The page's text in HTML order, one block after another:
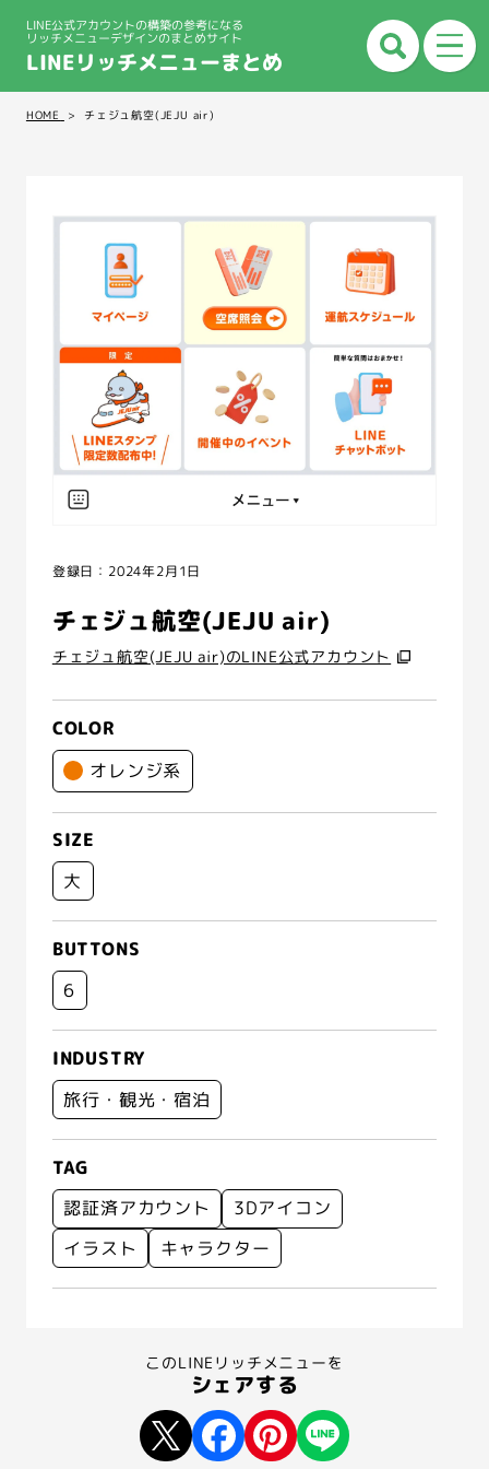
LINE公式アカウントの構築の参考になる
リッチメニューデザインのまとめサイト
LINEリッチメニューまとめ
HOME チェジュ航空(JEJU air)
登録日：2024年2月1日
チェジュ航空(JEJU air)
チェジュ航空(JEJU air)のLINE公式アカウント
COLOR
オレンジ系
SIZE
大
BUTTONS
6
INDUSTRY
旅行・観光・宿泊
TAG
認証済アカウント
3Dアイコン
イラスト
キャラクター
このLINEリッチメニューを
シェアする